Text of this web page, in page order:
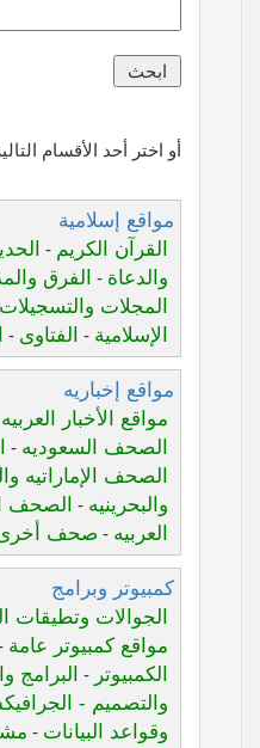
أو اختر أحد الأقسام
مواقع إسلامية
القرآن الكريم -
والدعاة - الفرق
المجلات
الإسلامية - الفتاوى -
مواقع إخباريه
مواقع الأخبار العربيه
الصحف السعوديه -
الصحف الإماراتيه
والبحرينيه - الصحف
العربيه - صحف
كمبيوتر وبرامج
الجوالات وتطيقات
مواقع كمبيوتر عامة
الكمبيوتر - البرامج
والتصميم -
وقواعد البيانات -